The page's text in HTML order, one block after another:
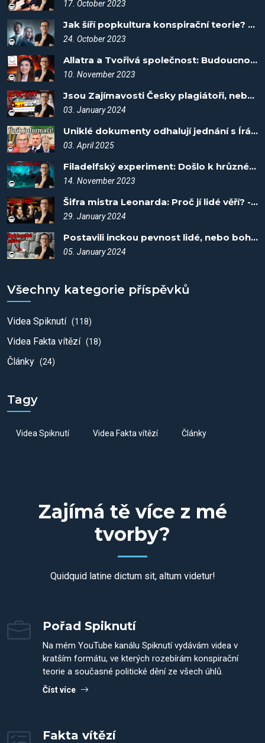
17. October 2023
Jak šíří popkultura konspirační teorie? - Spiknutí #37
24. October 2023
Allatra a Tvořivá společnost: Budoucnost nebo podvod? - Spiknutí #50
10. November 2023
Jsou Zajímavosti Česky plagiátoři, nebo AI scam? - Spiknutí #75
03. January 2024
Uniklé dokumenty odhalují jednání s Íránem! - Spiknutí #116
03. April 2025
Filadelfský experiment: Došlo k hrůzné teleportaci? - Spiknutí #52
14. November 2023
Šifra mistra Leonarda: Proč jí lidé věří? - Spiknutí #86
29. January 2024
Postavili inckou pevnost lidé, nebo bohové? - Spiknutí #76
05. January 2024
Všechny kategorie příspěvků
Videa Spiknutí (118)
Videa Fakta vítězí (18)
Články (24)
Tagy
Videa Spiknutí Videa Fakta vítězí Články
Zajímá tě více z mé
tvorby?
Quidquid latine dictum sit, altum videtur!
Pořad Spiknutí
Na mém YouTube kanálu Spiknutí vydávám videa v
kratším formátu, ve kterých rozebírám konspirační
teorie a současné politické dění ze všech úhlů.
Číst více
Fakta vítězí